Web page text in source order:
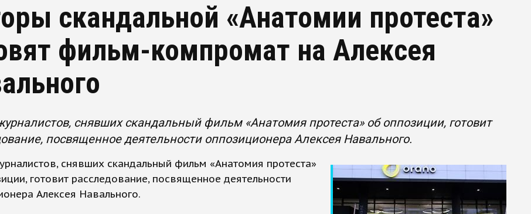
скандальной «Анатомии протеста»
фильм-компромат на Алексея
снявших скандальный фильм «Анатомия протеста» об оппозиции, готовит
посвященное деятельности оппозиционера Алексея Навального.
снявших скандальный фильм «Анатомия протеста»
готовит расследование, посвященное деятельности
Алексея Навального.